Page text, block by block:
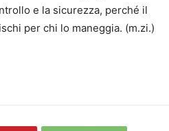
e la sicurezza, perché il
per chi lo maneggia. (m.zi.)